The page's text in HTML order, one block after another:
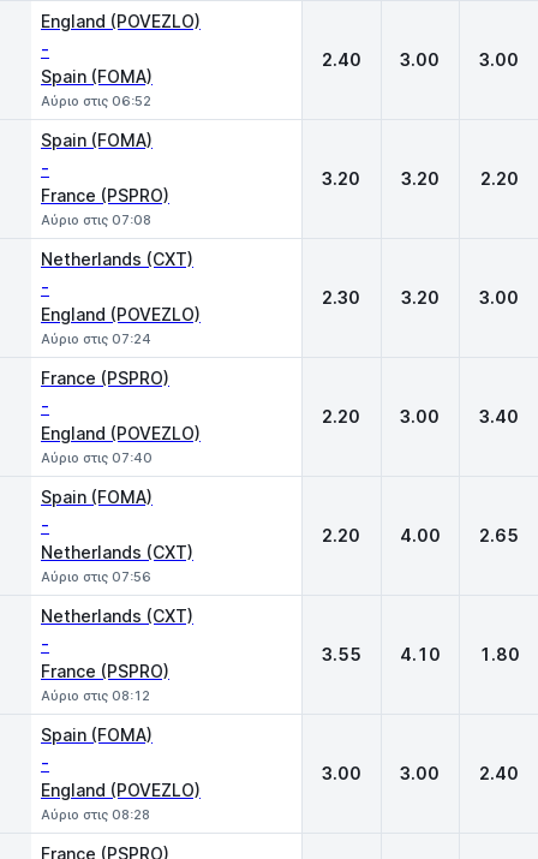
England (POVEZLO)
-
Spain (FOMA)
Αύριο στις 06:52
2.40 3.00 3.00
Spain (FOMA)
-
France (PSPRO)
Αύριο στις 07:08
3.20 3.20 2.20
Netherlands (CXT)
-
England (POVEZLO)
Αύριο στις 07:24
2.30 3.20 3.00
France (PSPRO)
-
England (POVEZLO)
Αύριο στις 07:40
2.20 3.00 3.40
Spain (FOMA)
-
Netherlands (CXT)
Αύριο στις 07:56
2.20 4.00 2.65
Netherlands (CXT)
-
France (PSPRO)
Αύριο στις 08:12
3.55 4.10 1.80
Spain (FOMA)
-
England (POVEZLO)
Αύριο στις 08:28
3.00 3.00 2.40
France (PSPRO)